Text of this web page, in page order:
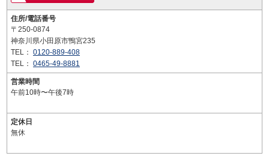
住所/電話番号
〒250-0874
神奈川県小田原市鴨宮235
TEL： 0120-889-408
TEL： 0465-49-8881
営業時間
午前10時〜午後7時
定休日
無休